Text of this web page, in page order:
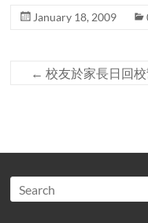
January 18, 2009
← 校友於家長日回